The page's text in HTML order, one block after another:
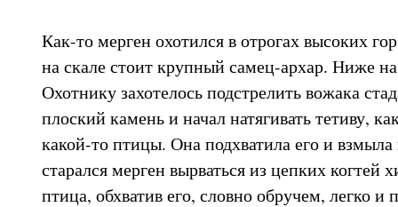
Как-то мерген охотился в отрогах высоких
на скале стоит крупный самец-архар. Ниже
Охотнику захотелось подстрелить вожака
плоский камень и начал натягивать тетиву,
какой-то птицы. Она подхватила его и
старался мерген вырваться из цепких
птица, обхватив его, словно обручем, легко и